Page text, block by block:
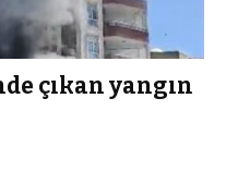
çıkan yangın